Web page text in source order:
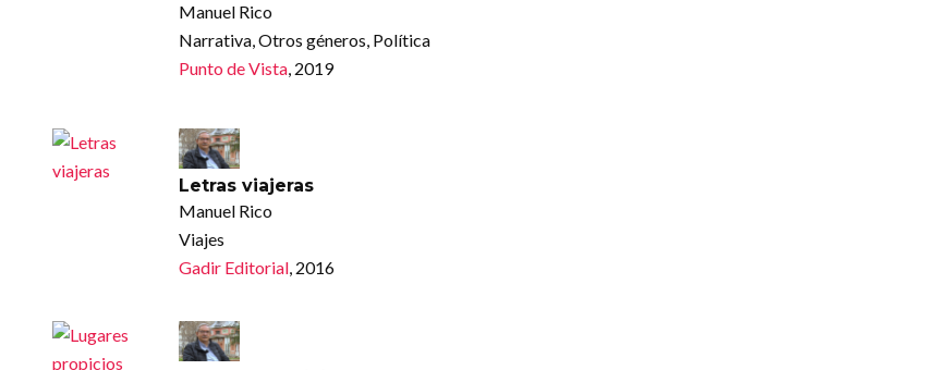
Manuel Rico
Narrativa, Otros géneros, Política
Punto de Vista, 2019
Letras viajeras
Manuel Rico
Viajes
Gadir Editorial, 2016